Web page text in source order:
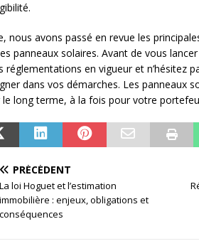
nous avons passé en revue les
panneaux solaires. Avant de vous
réglementations en vigueur et n’hésitez
dans vos démarches. Les panneaux
long terme, à la fois pour votre
PRÉCÉDENT
La loi Hoguet et l’estimation
immobilière : enjeux, obligations et
conséquences